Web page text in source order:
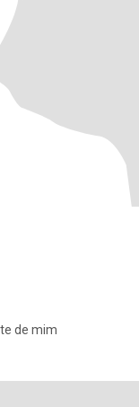
de mim